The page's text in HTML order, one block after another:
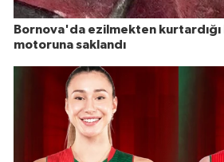
Bornova'da ezilmekten kurtardığı
motoruna saklandı